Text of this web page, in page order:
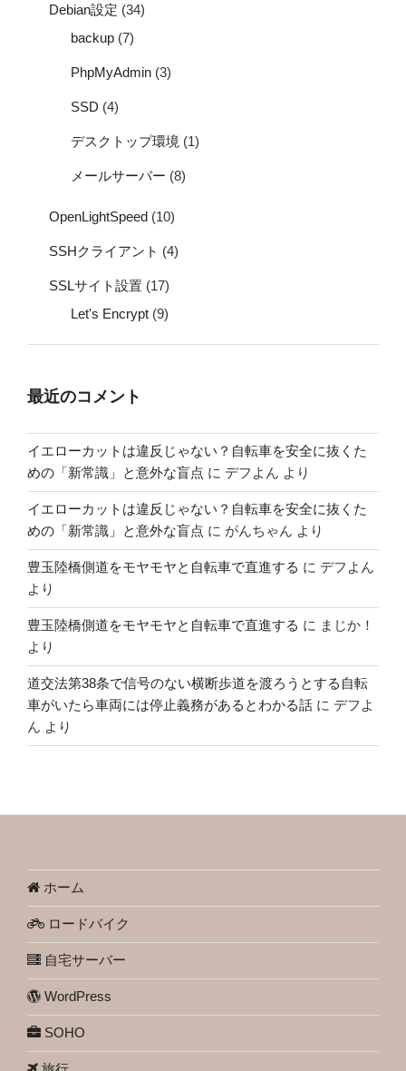
Debian設定 (34)
backup (7)
PhpMyAdmin (3)
SSD (4)
デスクトップ環境 (1)
メールサーバー (8)
OpenLightSpeed (10)
SSHクライアント (4)
SSLサイト設置 (17)
Let's Encrypt (9)
最近のコメント
イエローカットは違反じゃない？自転車を安全に抜くた
めの「新常識」と意外な盲点 に デフよん より
イエローカットは違反じゃない？自転車を安全に抜くた
めの「新常識」と意外な盲点 に がんちゃん より
豊玉陸橋側道をモヤモヤと自転車で直進する に デフよん
より
豊玉陸橋側道をモヤモヤと自転車で直進する に まじか！
より
道交法第38条で信号のない横断歩道を渡ろうとする自転
車がいたら車両には停止義務があるとわかる話 に デフよ
ん より
ホーム
ロードバイク
自宅サーバー
WordPress
SOHO